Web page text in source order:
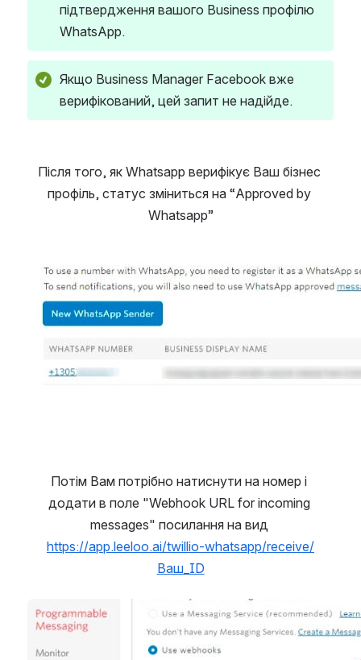
підтвердження вашого Business профілю
WhatsApp.
Якщо Business Manager Facebook вже
верифікований, цей запит не надійде.
Після того, як Whatsapp верифікує Ваш бізнес
профіль, статус зміниться на “Approved by
Whatsapp”
Потім Вам потрібно натиснути на номер і
додати в поле "Webhook URL for incoming
https://app.leeloo.ai/twillio-whatsapp/receive/
Ваш_ID
Open